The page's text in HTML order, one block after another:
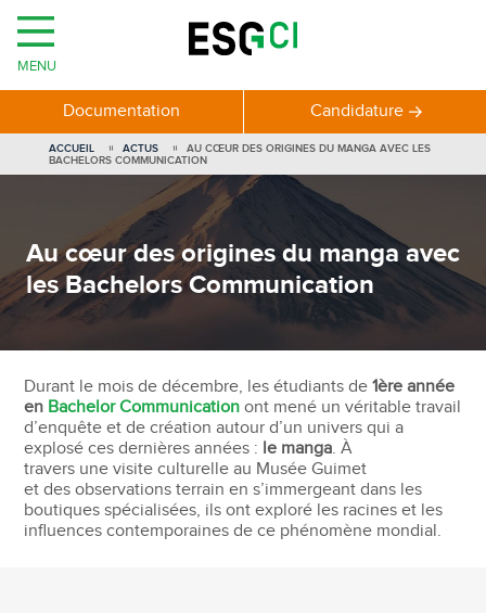
Au cœur des origines du manga avec
les Bachelors Communication
ACCUEIL ACTUS
AU CŒUR DES ORIGINES DU MANGA AVEC LES
BACHELORS COMMUNICATION
Durant le mois de décembre, les étudiants de1ère année
en Bachelor Communication ont mené un véritable travail
d’enquête et de création autour d’un univers qui a
explosé ces dernières années : le manga. À
travers une visite culturelle au Musée Guimet
et des observations terrain en s’immergeant dans les
boutiques spécialisées, ils ont exploré les racines et les
influences contemporaines de ce phénomène mondial.
MENU
Documentation Candidature